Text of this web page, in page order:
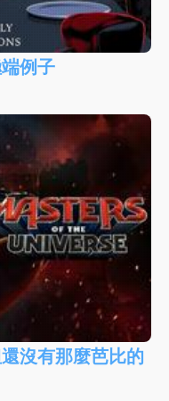
例子
沒有那麼芭比的